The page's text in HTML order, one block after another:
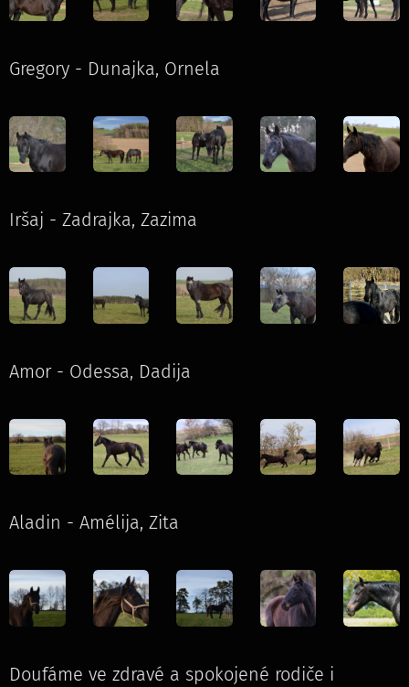
Gregory - Dunajka, Ornela
Iršaj - Zadrajka, Zazima
Amor - Odessa, Dadija
Aladin - Amélija, Zita
Doufáme ve zdravé a spokojené rodiče i